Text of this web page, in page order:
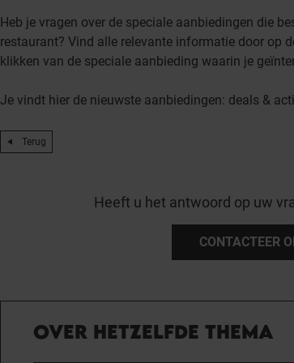
Heb je vragen over de speciale aanbiedingen die
restaurant? Vind alle relevante informatie door op
klikken van de speciale aanbieding waarin je
Je vindt hier de nieuwste aanbiedingen: deals &
Terug
Heeft u het antwoord op uw
CONTACTEER
OVER HETZELFDE THEMA